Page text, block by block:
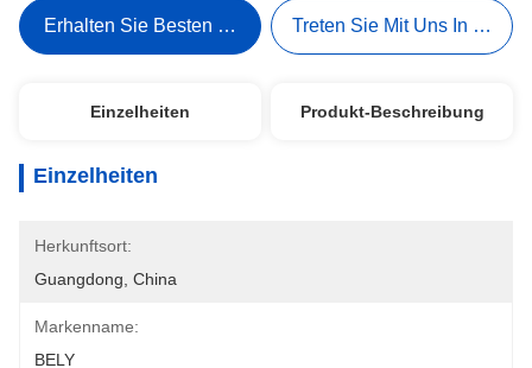
Erhalten Sie Besten Preis Treten Sie Mit Uns In
Einzelheiten Produkt-Beschreibung
Einzelheiten
Herkunftsort:
Guangdong, China
Markenname:
BELY